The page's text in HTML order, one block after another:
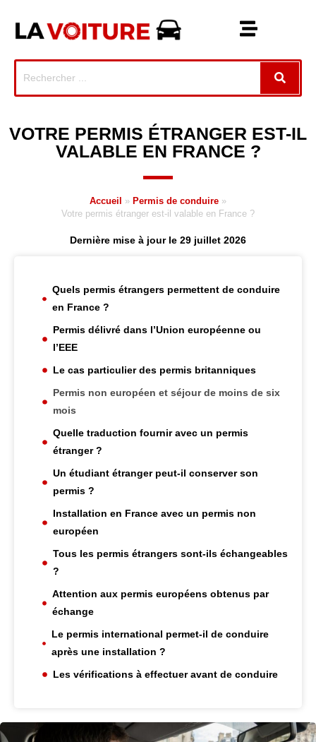
VOTRE PERMIS ÉTRANGER EST-IL
VALABLE EN FRANCE ?
Accueil » Permis de conduire »
Votre permis étranger est-il valable en France ?
Dernière mise à jour le 29 juillet 2026
Quels permis étrangers permettent de conduire
en France ?
Permis délivré dans l’Union européenne ou
l’EEE
Le cas particulier des permis britanniques
Permis non européen et séjour de moins de six
mois
Quelle traduction fournir avec un permis
étranger ?
Un étudiant étranger peut-il conserver son
permis ?
Installation en France avec un permis non
européen
Tous les permis étrangers sont-ils échangeables
?
Attention aux permis européens obtenus par
échange
Le permis international permet-il de conduire
après une installation ?
Les vérifications à effectuer avant de conduire